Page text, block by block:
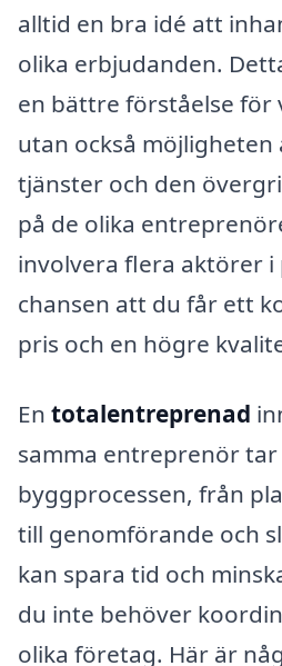
alltid en bra idé att
olika erbjudanden.
en bättre förståelse för
utan också
tjänster och den
på de olika
involvera flera aktörer i
chansen att du får ett
pris och en högre
En totalentreprenad
samma entreprenör
byggprocessen, från
till genomförande och
kan spara tid och
du inte behöver
olika företag. Här är